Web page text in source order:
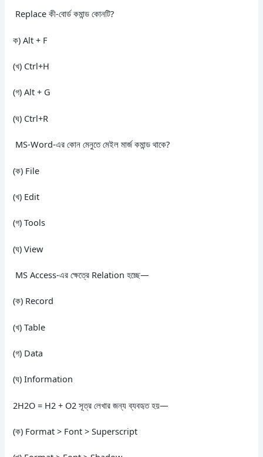
Replace কী-বোর্ড কমান্ড কোনটি?
ক) Alt + F
(খ) Ctrl+H
(গ) Alt + G
(ঘ) Ctrl+R
MS-Word-এর কোন মেনুতে মেইল মার্জ কমান্ড থাকে?
(ক) File
(খ) Edit
(গ) Tools
(ঘ) View
MS Access-এর ক্ষেত্রে Relation হচ্ছে—
(ক) Record
(খ) Table
(গ) Data
(ঘ) Information
2H2O = H2 + O2 সূত্র লেখার জন্য ব্যবহৃত হয়—
(ক) Format > Font > Superscript